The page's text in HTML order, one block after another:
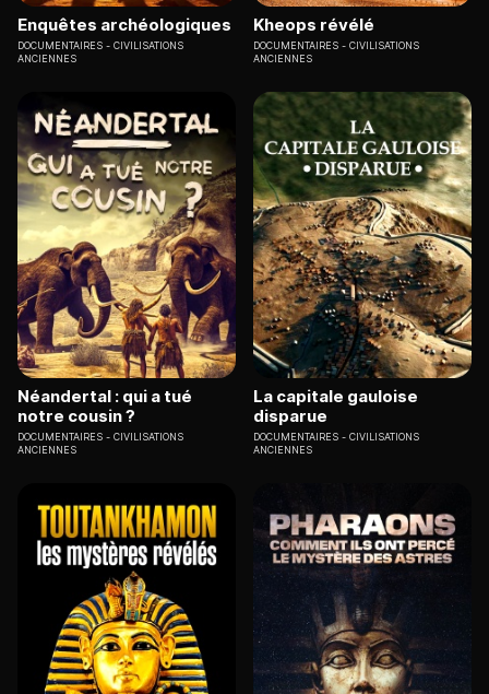
Enquêtes archéologiques
DOCUMENTAIRES
CIVILISATIONS
ANCIENNES
Kheops révélé
DOCUMENTAIRES
CIVILISATIONS
ANCIENNES
Néandertal : qui a tué
notre cousin ?
DOCUMENTAIRES
CIVILISATIONS
ANCIENNES
La capitale gauloise
disparue
DOCUMENTAIRES
CIVILISATIONS
ANCIENNES